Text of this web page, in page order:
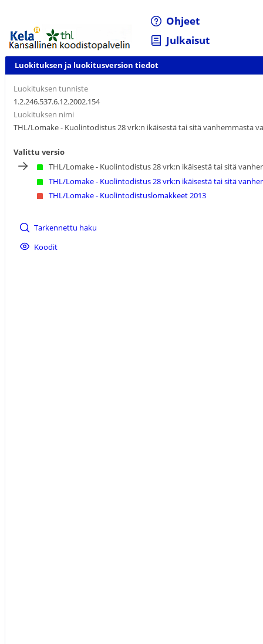
Ohjeet
Julkaisut
Luokituksen ja luokitusversion tiedot
Luokituksen tunniste
1.2.246.537.6.12.2002.154
Luokituksen nimi
THL/Lomake - Kuolintodistus 28 vrk:n ikäisestä tai sitä vanhemmasta
Valittu versio
THL/Lomake - Kuolintodistus 28 vrk:n ikäisestä tai sitä
THL/Lomake - Kuolintodistus 28 vrk:n ikäisestä tai sitä
THL/Lomake - Kuolintodistuslomakkeet 2013
Tarkennettu haku
Koodit